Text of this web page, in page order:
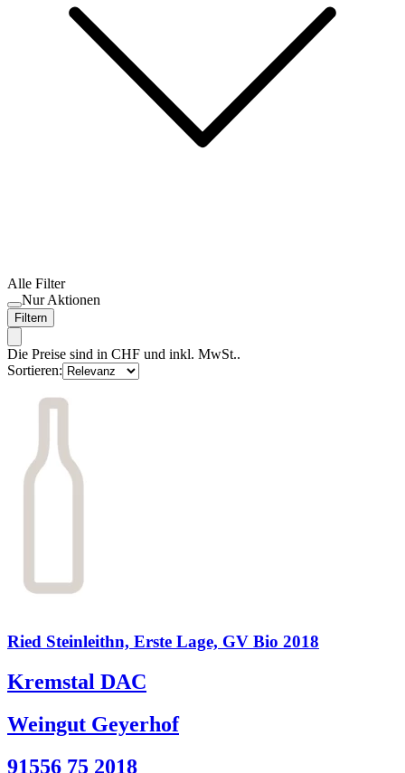
Alle Filter
Nur Aktionen
Filtern
Die Preise sind in CHF und inkl. MwSt..
Sortieren:
Ried Steinleithn, Erste Lage, GV Bio 2018
Kremstal DAC
Weingut Geyerhof
91556 75 2018